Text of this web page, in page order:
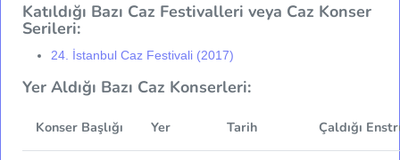
Katıldığı Bazı Caz Festivalleri veya Caz Konser
Serileri:
24. İstanbul Caz Festivali (2017)
Yer Aldığı Bazı Caz Konserleri:
Konser Başlığı Yer Tarih Çaldığı